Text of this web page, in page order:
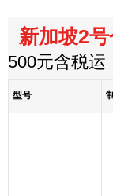
新加坡2
500元含税运
型号